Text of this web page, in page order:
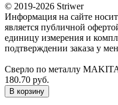
© 2019-2026 Striwer
Информация на сайте
является публичной
единицу измерения и
подтверждении заказа у
Сверло по металлу
180.70 руб.
В корзину